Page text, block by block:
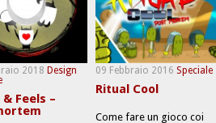
2018 Design
Feels –
09 Febbraio 2016 Speciale
Ritual Cool
Come fare un gioco coi